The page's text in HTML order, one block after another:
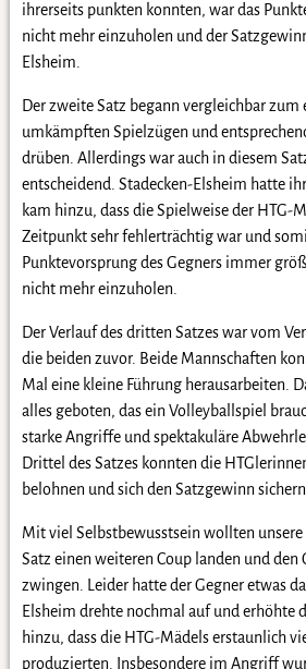
ihrerseits punkten konnten, war das
nicht mehr einzuholen und der
Elsheim.
Der zweite Satz begann vergleichbar zum
umkämpften Spielzügen und
drüben. Allerdings war auch in diesem
entscheidend. Stadecken-Elsheim hatte
kam hinzu, dass die Spielweise der HTG-
Zeitpunkt sehr fehlerträchtig war und
Punktevorsprung des Gegners immer
nicht mehr einzuholen.
Der Verlauf des dritten Satzes war vom
die beiden zuvor. Beide Mannschaften
Mal eine kleine Führung herausarbeiten.
alles geboten, das ein Volleyballspiel
starke Angriffe und spektakuläre
Drittel des Satzes konnten die
belohnen und sich den Satzgewinn
Mit viel Selbstbewusstsein wollten
Satz einen weiteren Coup landen und den
zwingen. Leider hatte der Gegner etwas
Elsheim drehte nochmal auf und erhöhte
hinzu, dass die HTG-Mädels erstaunlich
produzierten. Insbesondere im Angriff